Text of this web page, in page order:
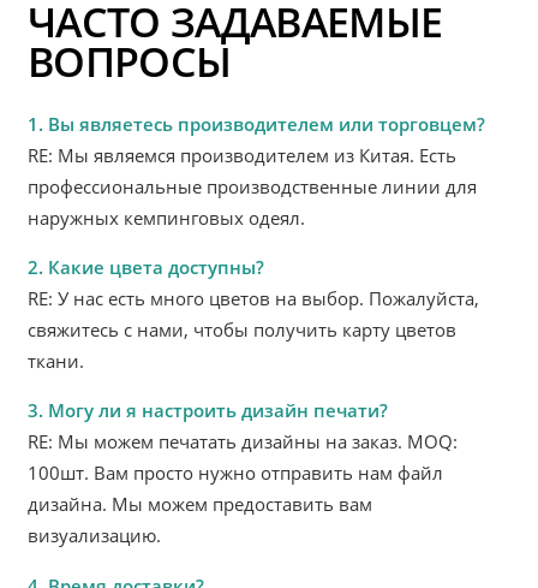
ЧАСТО ЗАДАВАЕМЫЕ
ВОПРОСЫ
1. Вы являетесь производителем или торговцем?
RE: Мы являемся производителем из Китая. Есть
профессиональные производственные линии для
наружных кемпинговых одеял.
2. Какие цвета доступны?
RE: У нас есть много цветов на выбор. Пожалуйста,
свяжитесь с нами, чтобы получить карту цветов
ткани.
3. Могу ли я настроить дизайн печати?
RE: Мы можем печатать дизайны на заказ. MOQ:
100шт. Вам просто нужно отправить нам файл
дизайна. Мы можем предоставить вам
визуализацию.